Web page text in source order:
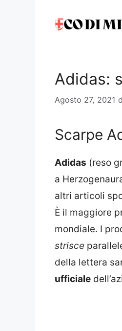
Adidas:
Agosto 27, 2021
Scarpe
Adidas (reso
a
altri articoli
È il maggiore
mondiale. I
strisce
della lettera
ufficiale